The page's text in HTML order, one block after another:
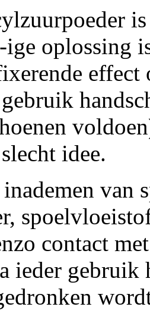
ige oplossing
idee.
van
contact
ieder gebruik